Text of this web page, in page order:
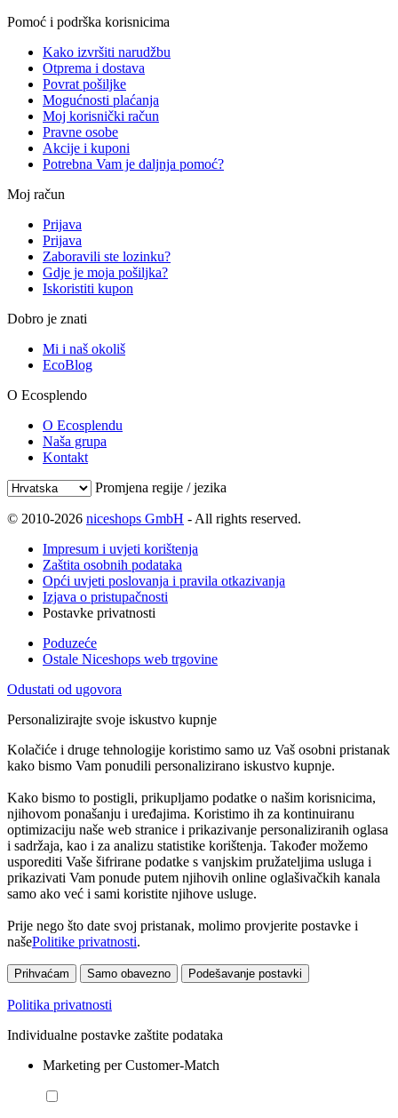
Pomoć i podrška korisnicima
Kako izvršiti narudžbu
Otprema i dostava
Povrat pošiljke
Mogućnosti plaćanja
Moj korisnički račun
Pravne osobe
Akcije i kuponi
Potrebna Vam je daljnja pomoć?
Moj račun
Prijava
Prijava
Zaboravili ste lozinku?
Gdje je moja pošiljka?
Iskoristiti kupon
Dobro je znati
Mi i naš okoliš
EcoBlog
O Ecosplendo
O Ecosplendu
Naša grupa
Kontakt
Promjena regije / jezika
© 2010-2026 niceshops GmbH - All rights reserved.
Impresum i uvjeti korištenja
Zaštita osobnih podataka
Opći uvjeti poslovanja i pravila otkazivanja
Izjava o pristupačnosti
Postavke privatnosti
Poduzeće
Ostale Niceshops web trgovine
Odustati od ugovora
Personalizirajte svoje iskustvo kupnje
Kolačiće i druge tehnologije koristimo samo uz Vaš osobni pristanak
kako bismo Vam ponudili personalizirano iskustvo kupnje.
Kako bismo to postigli, prikupljamo podatke o našim korisnicima,
njihovom ponašanju i uređajima. Koristimo ih za kontinuiranu
optimizaciju naše web stranice i prikazivanje personaliziranih oglasa
i sadržaja, kao i za analizu statistike korištenja. Također možemo
usporediti Vaše šifrirane podatke s vanjskim pružateljima usluga i
prikazivati Vam ponude putem njihovih online oglašivačkih kanala
samo ako već i sami koristite njihove usluge.
Prije nego što date svoj pristanak, molimo provjerite postavke i
našePolitike privatnosti.
Prihvaćam Samo obavezno Podešavanje postavki
Politika privatnosti
Individualne postavke zaštite podataka
Marketing per Customer-Match